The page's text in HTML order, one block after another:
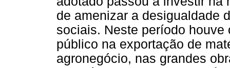
de amenizar a desigualdade
sociais. Neste período
público na exportação de
agronegócio, nas grandes